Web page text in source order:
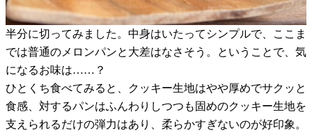
半分に切ってみました。中身はいたってシンプルで、ここま
では普通のメロンパンと大差はなさそう。ということで、気
になるお味は……？
ひとくち食べてみると、クッキー生地はやや厚めでサクッと
食感、対するパンはふんわりしつつも固めのクッキー生地を
支えられるだけの弾力はあり、柔らかすぎないのが好印象。